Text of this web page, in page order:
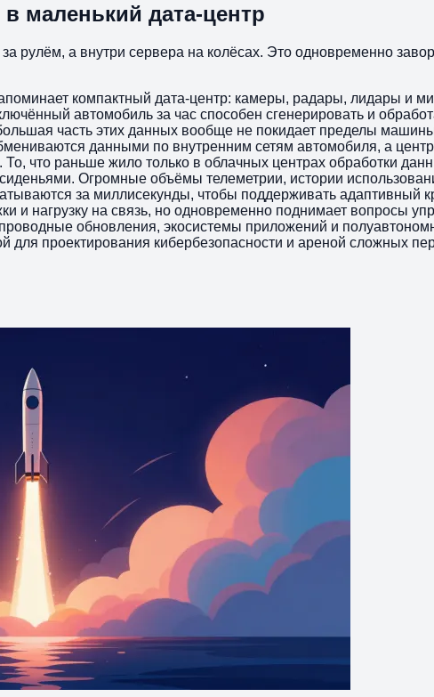
маленький дата‑центр
рулём, а внутри сервера на колёсах. Это одновременно
компактный дата‑центр: камеры, радары, лидары и
автомобиль за час способен сгенерировать и
часть этих данных вообще не покидает пределы
данными по внутренним сетям автомобиля, а
что раньше жило только в облачных центрах обработки
Огромные объёмы телеметрии, истории
за миллисекунды, чтобы поддерживать адаптивный
и нагрузку на связь, но одновременно поднимает вопросы
обновления, экосистемы приложений и
проектирования кибербезопасности и ареной сложных